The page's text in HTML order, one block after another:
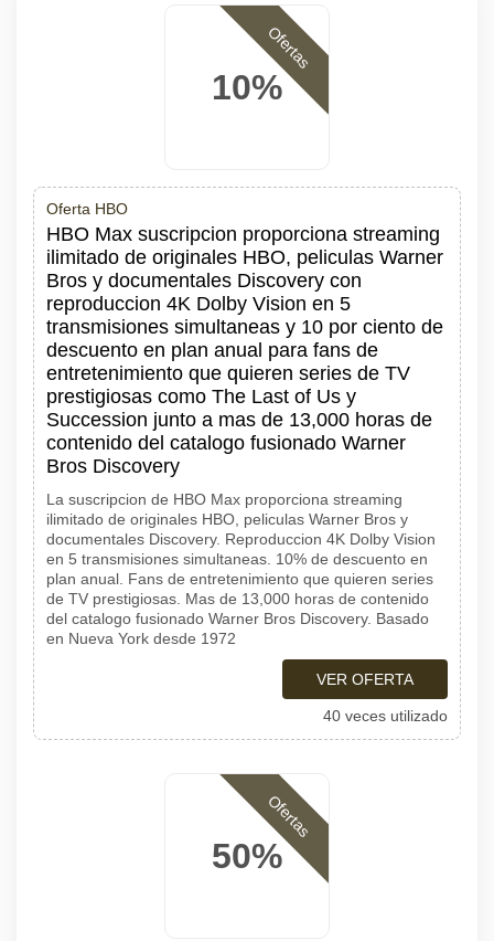
10%
Ofertas
Oferta HBO
HBO Max suscripcion proporciona streaming
ilimitado de originales HBO, peliculas Warner
Bros y documentales Discovery con
reproduccion 4K Dolby Vision en 5
transmisiones simultaneas y 10 por ciento de
descuento en plan anual para fans de
entretenimiento que quieren series de TV
prestigiosas como The Last of Us y
Succession junto a mas de 13,000 horas de
contenido del catalogo fusionado Warner
Bros Discovery
La suscripcion de HBO Max proporciona streaming
ilimitado de originales HBO, peliculas Warner Bros y
documentales Discovery. Reproduccion 4K Dolby Vision
en 5 transmisiones simultaneas. 10% de descuento en
plan anual. Fans de entretenimiento que quieren series
de TV prestigiosas. Mas de 13,000 horas de contenido
del catalogo fusionado Warner Bros Discovery. Basado
en Nueva York desde 1972
VER OFERTA
40 veces utilizado
50%
Ofertas